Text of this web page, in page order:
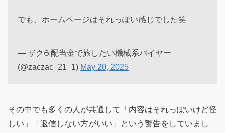
でも、ホームページはそれっぽい感じでした笑
— ザク☕配当金で旅したい機械系バイヤー
(@zaczac_21_1) May 20, 2025
その中でも多くの人が共通して「内容はそれっぽいけど怪
しい」「返信しない方がいい」という警告をしていまし